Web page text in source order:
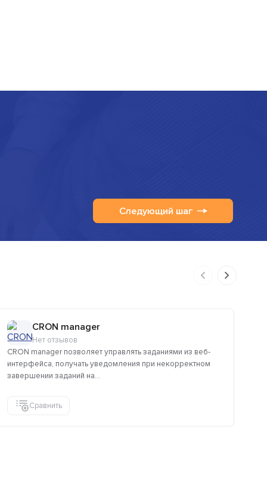
Следующий шаг
CRON manager
Нет отзывов
CRON manager позволяет управлять заданиями из веб-
интерфейса, получать уведомления при некорректном
завершении заданий на...
Сравнить